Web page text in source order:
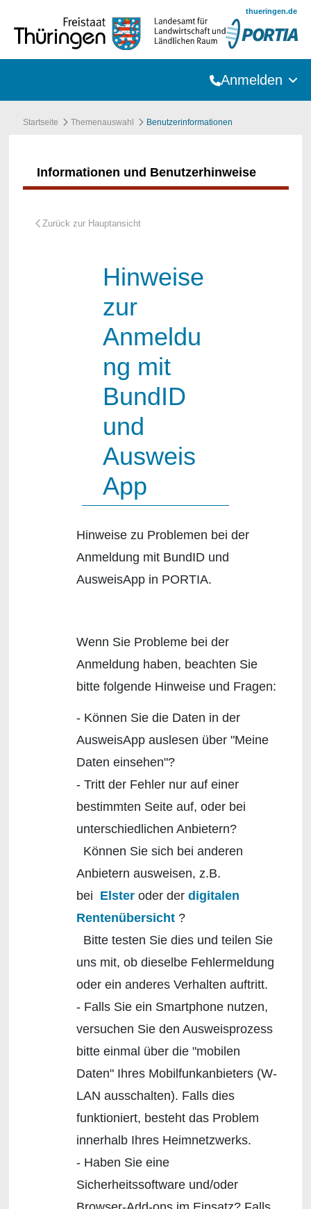
thueringen.de
Anmelden
Startseite Themenauswahl Benutzerinformationen
Informationen und Benutzerhinweise
Hinweise
zur
Anmeldu
ng mit
BundID
und
Ausweis
App
Hinweise zu Problemen bei der
Anmeldung mit BundID und
AusweisApp in PORTIA.
Wenn Sie Probleme bei der
Anmeldung haben, beachten Sie
bitte folgende Hinweise und Fragen:
- Können Sie die Daten in der
AusweisApp auslesen über "Meine
Daten einsehen"?
- Tritt der Fehler nur auf einer
bestimmten Seite auf, oder bei
unterschiedlichen Anbietern?
Können Sie sich bei anderen
Anbietern ausweisen, z.B.
bei Elster oder der digitalen
Rentenübersicht ?
Bitte testen Sie dies und teilen Sie
uns mit, ob dieselbe Fehlermeldung
oder ein anderes Verhalten auftritt.
- Falls Sie ein Smartphone nutzen,
versuchen Sie den Ausweisprozess
bitte einmal über die "mobilen
Daten" Ihres Mobilfunkanbieters (W-
LAN ausschalten). Falls dies
funktioniert, besteht das Problem
innerhalb Ihres Heimnetzwerks.
- Haben Sie eine
Sicherheitssoftware und/oder